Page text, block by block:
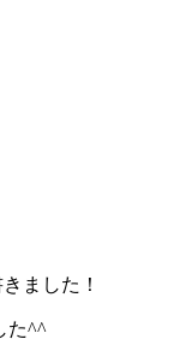
ました！
た^^